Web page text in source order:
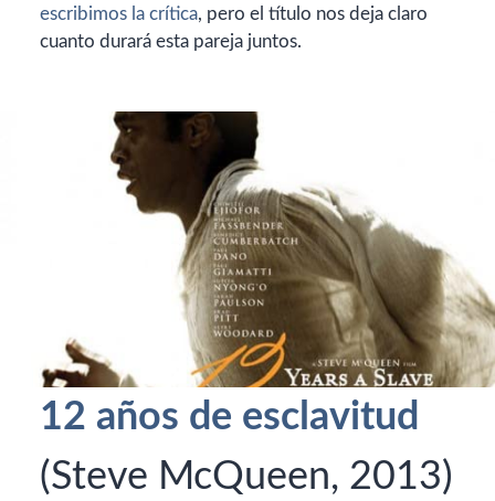
escribimos la crítica, pero el título nos deja claro
cuanto durará esta pareja juntos.
12 años de esclavitud
(Steve McQueen, 2013)